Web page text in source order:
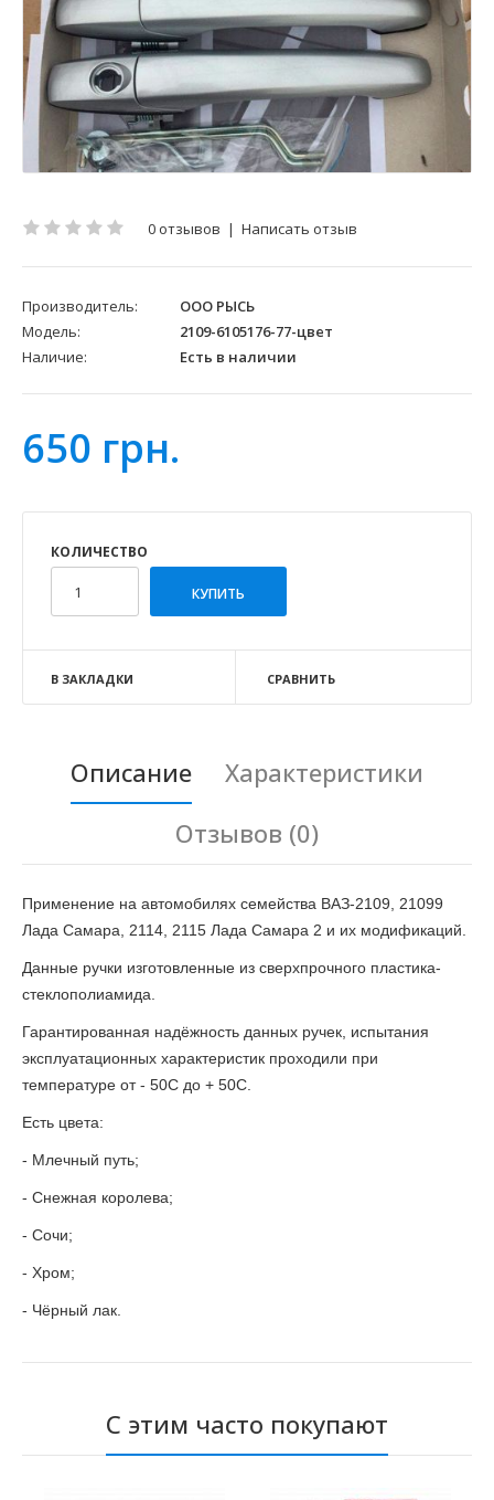
0 отзывов | Написать отзыв
Производитель:
ООО РЫСЬ
Модель:
2109-6105176-77-цвет
Наличие:
Есть в наличии
650 грн.
КОЛИЧЕСТВО
В ЗАКЛАДКИ СРАВНИТЬ
Описание
Характеристики
Отзывов (0)
Применение на автомобилях семейства ВАЗ-2109, 21099
Лада Самара, 2114, 2115 Лада Самара 2 и их модификаций.
Данные ручки изготовленные из сверхпрочного пластика-
стеклополиамида.
Гарантированная надёжность данных ручек, испытания
эксплуатационных характеристик проходили при
температуре от - 50С до + 50С.
Есть цвета:
- Млечный путь;
- Снежная королева;
- Сочи;
- Хром;
- Чёрный лак.
С этим часто покупают